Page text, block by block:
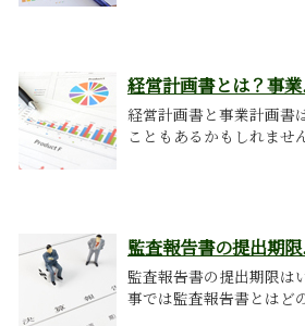
経営計画書とは？事
経営計画書と事業計画書
こともあるかもしれませ
監査報告書の提出期
監査報告書の提出期限は
事では監査報告書とはど